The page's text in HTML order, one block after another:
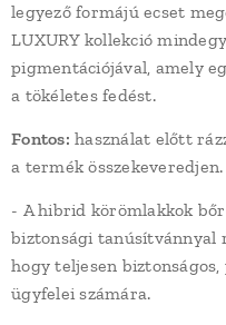
legyező formájú ecset
LUXURY kollekció
pigmentációjával, amely
a tökéletes fedést.
Fontos: használat előtt
a termék összekeveredjen.
- A hibrid körömlakkok
biztonsági tanúsítvánnyal
hogy teljesen
ügyfelei számára.